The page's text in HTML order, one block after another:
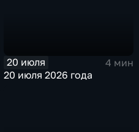
20 июля
4 мин
20 июля 2026 года